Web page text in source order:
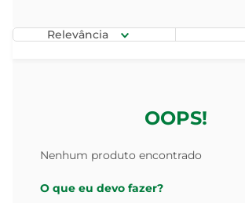
Relevância
OOPS!
Nenhum produto encontrado
O que eu devo fazer?